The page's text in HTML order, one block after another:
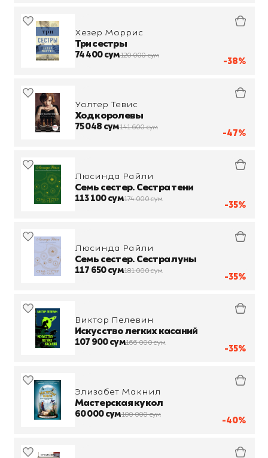
-38%
Хезер Моррис
Три сестры
74 400 сум120 000 сум
-47%
Уолтер Тевис
Ход королевы
75 048 сум141 600 сум
-35%
Люсинда Райли
Семь сестер. Сестра тени
113 100 сум174 000 сум
-35%
Люсинда Райли
Семь сестер. Сестра луны
117 650 сум181 000 сум
-35%
Виктор Пелевин
Искусство легких касаний
107 900 сум166 000 сум
-40%
Элизабет Макнил
Мастерская кукол
60 000 сум100 000 сум